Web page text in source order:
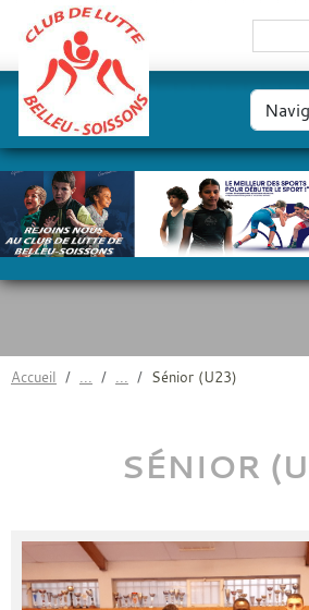
Accueil Sénior (U23)
SÉNIOR
Panneau de gestion des cookies